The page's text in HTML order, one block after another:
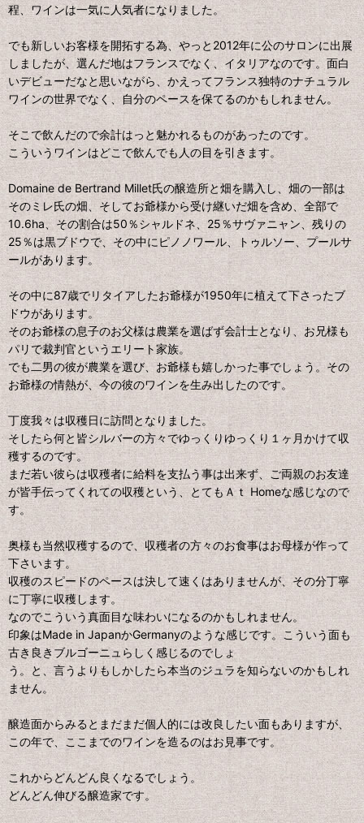
程、ワインは一気に人気者になりました。
でも新しいお客様を開拓する為、やっと2012年に公のサロンに出展
しましたが、選んだ地はフランスでなく、イタリアなのです。面白
いデビューだなと思いながら、かえってフランス独特のナチュラル
ワインの世界でなく、自分のペースを保てるのかもしれません。
そこで飲んだので余計はっと魅かれるものがあったのです。
こういうワインはどこで飲んでも人の目を引きます。
Domaine de Bertrand Millet氏の醸造所と畑を購入し、畑の一部は
そのミレ氏の畑、そしてお爺様から受け継いだ畑を含め、全部で
10.6ha、その割合は50％シャルドネ、25％サヴァニャン、残りの
25％は黒ブドウで、その中にピノノワール、トゥルソー、プールサ
ールがあります。
その中に87歳でリタイアしたお爺様が1950年に植えて下さったブ
ドウがあります。
そのお爺様の息子のお父様は農業を選ばず会計士となり、お兄様も
パリで裁判官というエリート家族。
でも二男の彼が農業を選び、お爺様も嬉しかった事でしょう。その
お爺様の情熱が、今の彼のワインを生み出したのです。
丁度我々は収穫日に訪問となりました。
そしたら何と皆シルバーの方々でゆっくりゆっくり１ヶ月かけて収
穫するのです。
まだ若い彼らは収穫者に給料を支払う事は出来ず、ご両親のお友達
が皆手伝ってくれての収穫という、とてもＡｔ Homeな感じなので
す。
奥様も当然収穫するので、収穫者の方々のお食事はお母様が作って
下さいます。
収穫のスピードのペースは決して速くはありませんが、その分丁寧
に丁寧に収穫します。
なのでこういう真面目な味わいになるのかもしれません。
印象はMade in JapanかGermanyのような感じです。こういう面も
古き良きブルゴーニュらしく感じるのでしょ
う。と、言うよりもしかしたら本当のジュラを知らないのかもしれ
ません。
醸造面からみるとまだまだ個人的には改良したい面もありますが、
この年で、ここまでのワインを造るのはお見事です。
これからどんどん良くなるでしょう。
どんどん伸びる醸造家です。